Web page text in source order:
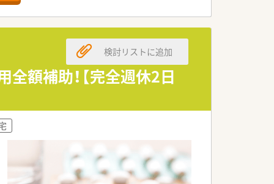
きる環境が整っています。
して働ける方を歓迎します。
づくりを追求しています。
積極的な参画が特徴です。
真摯に取り組んでいます。
望される方に最適です。
受けられる厚待遇です。
たい方にも選ばれています。
額補助！【完全週休2日
検討リストに追加